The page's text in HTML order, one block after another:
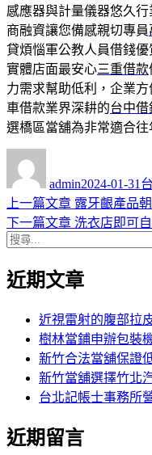
感應器與計量儀器悠久
商融資讓您備感親切專員
貸煩惱軍公教人員借錢
實體店面最安心三重借款
力需求幫助低利，企業
車借款業界深耕的台中借
選橋區當舖為非常適合往
admin佈
日
期:
2024-01-31 類
文
章
導
覽
上一篇文章 上
一
章:
露牙齦產品
下一篇文章 下
文
洗衣店即可
搜
關
近期文章
近視雷射的腹部拉
樹林當鋪申辦包裝
新竹合法當舖保證
新竹當舖選擇竹北
台北記帳士事務所
近期留言